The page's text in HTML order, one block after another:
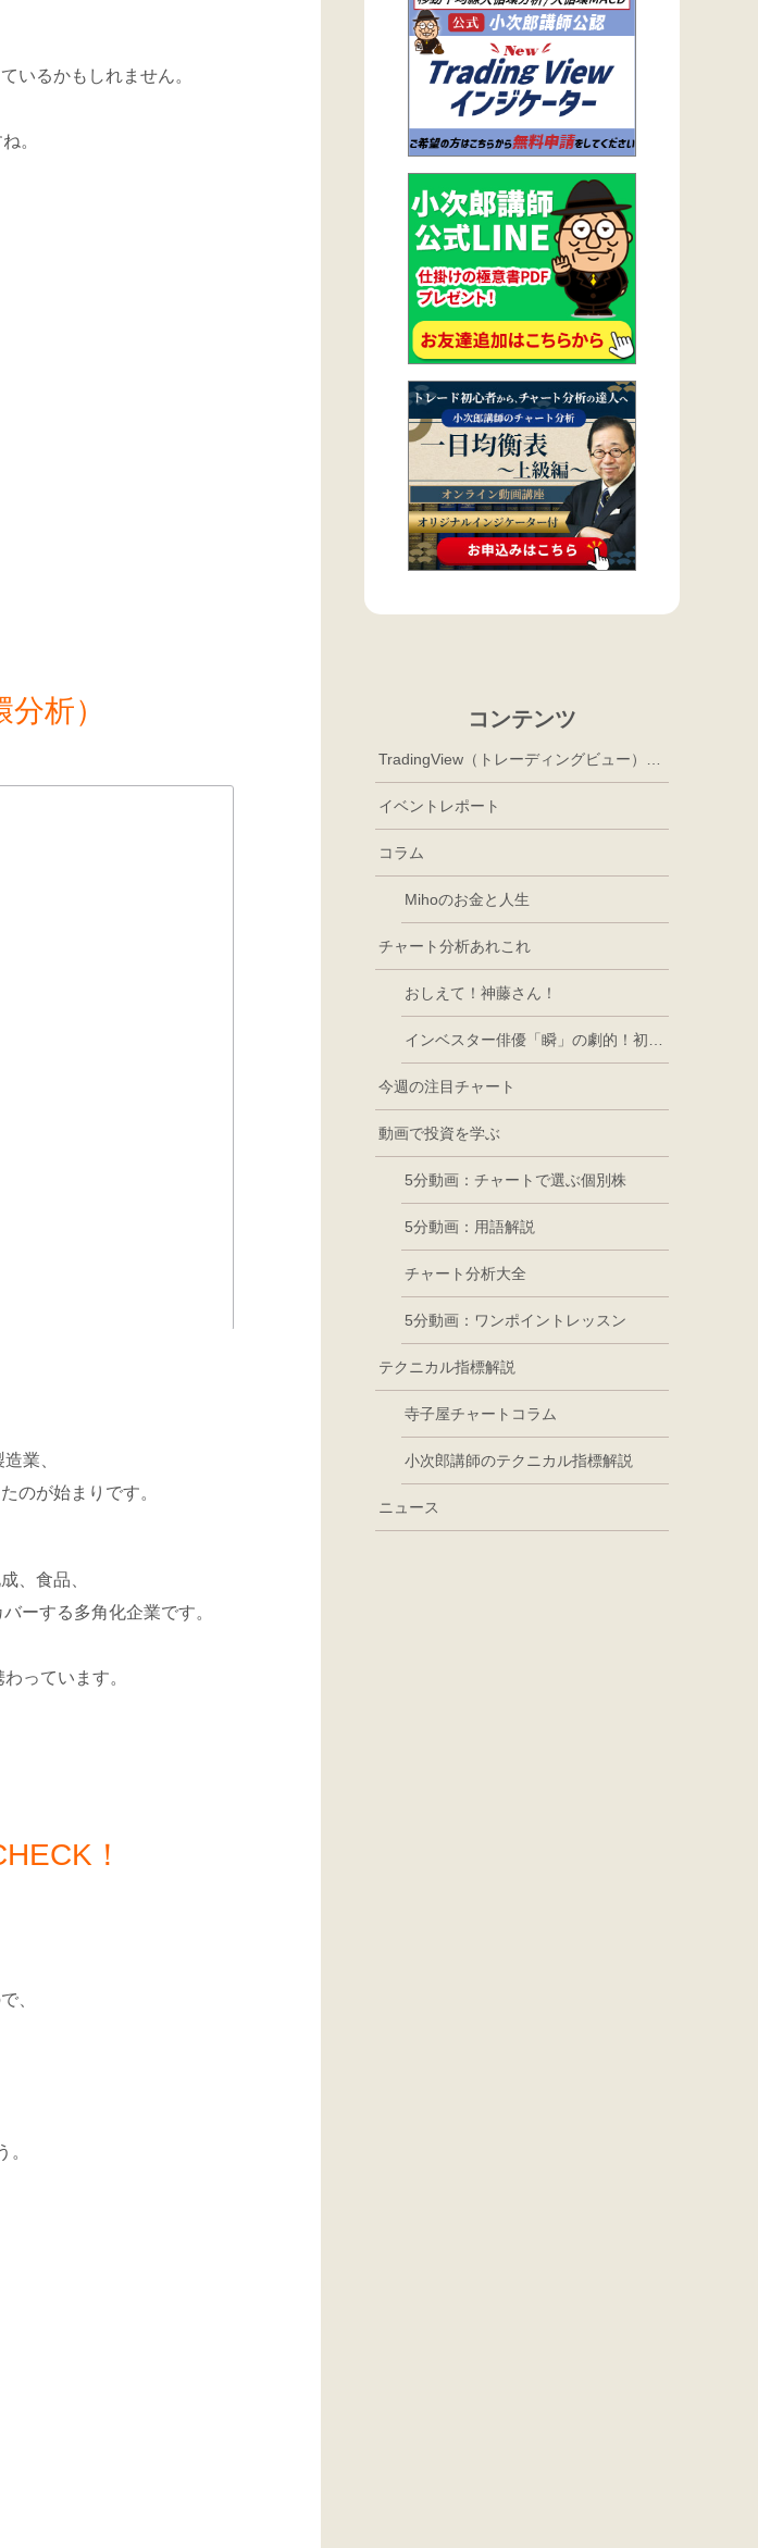
いるかもしれません。
。
析）
業、
のが始まりです。
、食品、
ーする多角化企業です。
っています。
！
、
コンテンツ
イベントレポート
コラム
Mihoのお金と人生
チャート分析あれこれ
おしえて！神藤さん！
今週の注目チャート
動画で投資を学ぶ
5分動画：チャートで選ぶ個別株
5分動画：用語解説
チャート分析大全
5分動画：ワンポイントレッスン
テクニカル指標解説
寺子屋チャートコラム
小次郎講師のテクニカル指標解説
ニュース